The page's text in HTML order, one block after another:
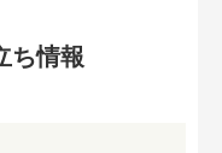
ち情報